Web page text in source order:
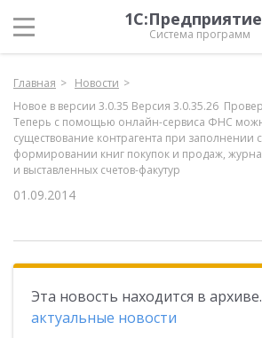
Система программ
Главная
Новости
Новое в версии 3.0.35 Версия 3.0.35.26
Теперь с помощью онлайн-сервиса ФНС
существование контрагента при заполнении
формировании книг покупок и продаж,
и выставленных счетов-факутур
01.09.2014
Эта новость находится в
актуальные новости